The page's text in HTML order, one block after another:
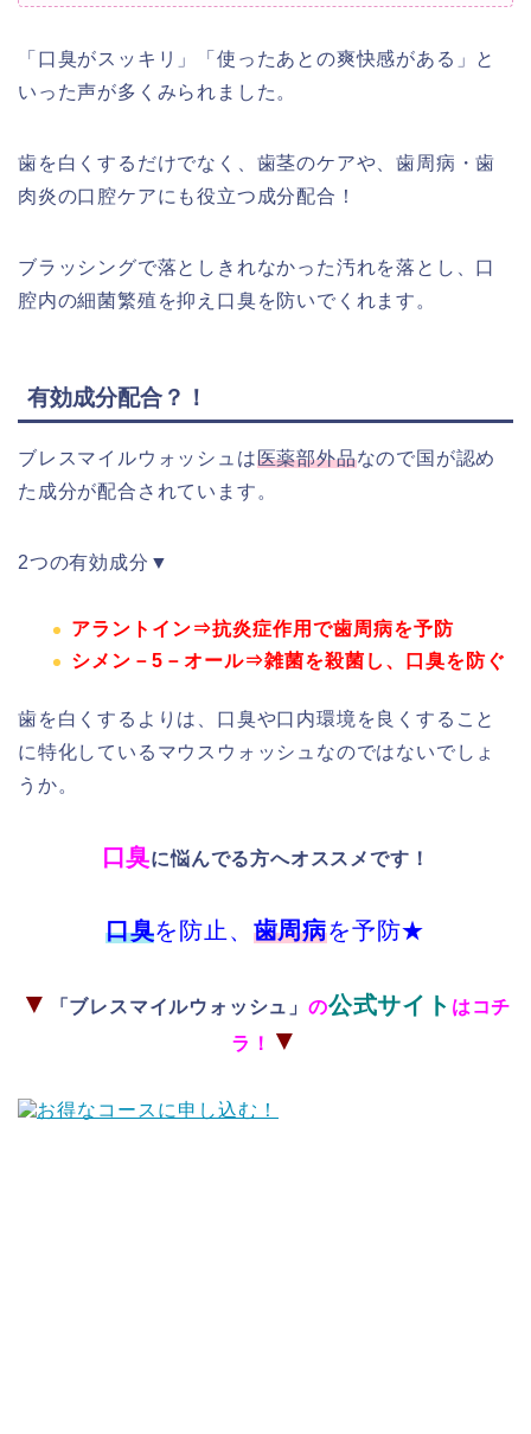
「口臭がスッキリ」「使ったあとの爽快感がある」と
いった声が多くみられました。
歯を白くするだけでなく、歯茎のケアや、歯周病・歯
肉炎の口腔ケアにも役立つ成分配合！
ブラッシングで落としきれなかった汚れを落とし、口
腔内の細菌繁殖を抑え口臭を防いでくれます。
有効成分配合？！
ブレスマイルウォッシュは医薬部外品なので国が認め
た成分が配合されています。
2つの有効成分▼
アラントイン⇒抗炎症作用で歯周病を予防
シメン－5－オール⇒雑菌を殺菌し、口臭を防ぐ
歯を白くするよりは、口臭や口内環境を良くすること
に特化しているマウスウォッシュなのではないでしょ
うか。
口臭に悩んでる方へオススメです！
口臭を防止、 歯周病を予防★
▼ 「ブレスマイルウォッシュ」 の公式サイト はコチ
ラ！
▼